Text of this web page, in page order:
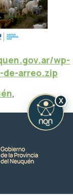
wp-
arreo.zip
,
X